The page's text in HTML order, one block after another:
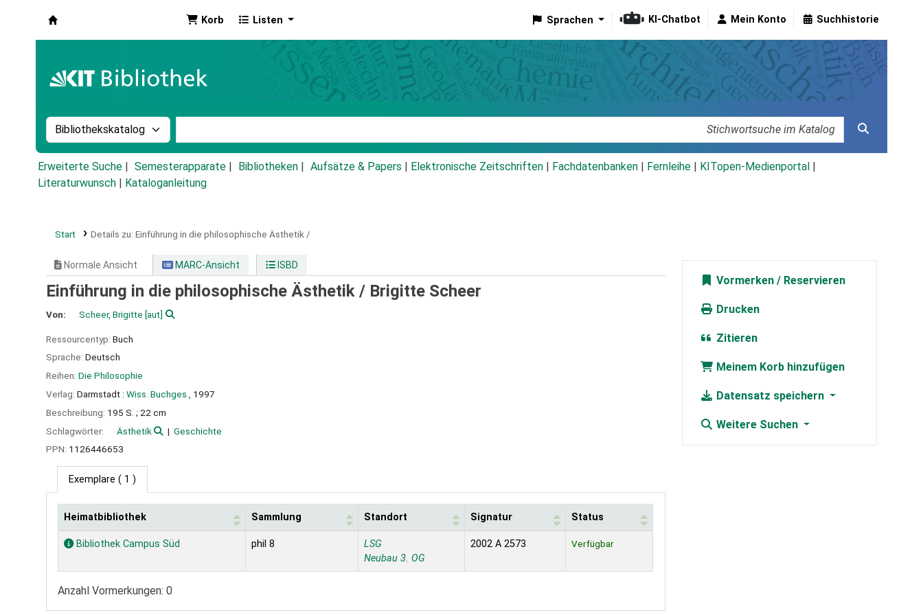
Korb Listen Sprachen KI-Chatbot Mein Konto Suchhistorie
Suche im Katalog nach:
Erweiterte Suche Semesterapparate Bibliotheken Aufsätze & Papers Elektronische Zeitschriften Fachdatenbanken Fernleihe KITopen-Medienportal
Literaturwunsch
Kataloganleitung
Start Details zu: Einführung in die philosophische Ästhetik /
Normale Ansicht MARC-Ansicht ISBD
Einführung in die philosophische Ästhetik / Brigitte Scheer
Von: Scheer, Brigitte [aut]
Ressourcentyp: Buch
Sprache: Deutsch
Reihen: Die Philosophie
Verlag: Darmstadt : Wiss. Buchges.,
1997
Beschreibung: 195 S. ; 22 cm
Schlagwörter:
Ästhetik
Geschichte
PPN: 1126446653
Exemplare ( 1 )
Exemplare
Heimatbibliothek Sammlung Standort Signatur Status
Bibliothek Campus Süd phil 8
LSG
Neubau 3. OG
2002 A 2573 Verfügbar
Anzahl Vormerkungen: 0
Vormerken
Drucken
Zitieren
Meinem Korb hinzufügen
Datensatz speichern
Weitere Suchen